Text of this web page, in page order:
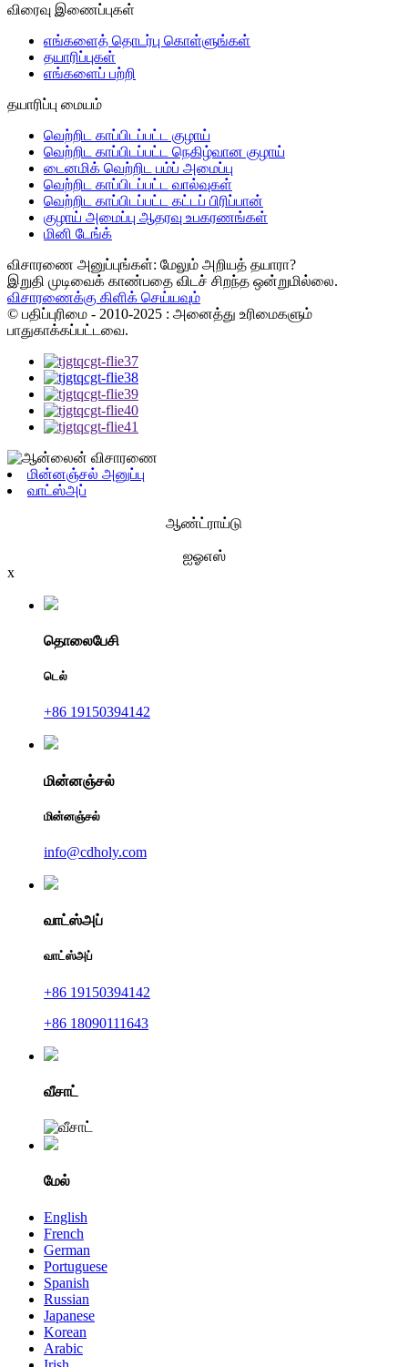
விரைவு இணைப்புகள்
எங்களைத் தொடர்பு கொள்ளுங்கள்
தயாரிப்புகள்
எங்களைப் பற்றி
தயாரிப்பு மையம்
வெற்றிட காப்பிடப்பட்ட குழாய்
வெற்றிட காப்பிடப்பட்ட நெகிழ்வான குழாய்
டைனமிக் வெற்றிட பம்ப் அமைப்பு
வெற்றிட காப்பிடப்பட்ட வால்வுகள்
வெற்றிட காப்பிடப்பட்ட கட்டப் பிரிப்பான்
குழாய் அமைப்பு ஆதரவு உபகரணங்கள்
மினி டேங்க்
விசாரணை அனுப்புங்கள்: மேலும் அறியத் தயாரா?
இறுதி முடிவைக் காண்பதை விடச் சிறந்த ஒன்றுமில்லை.
விசாரணைக்கு கிளிக் செய்யவும்
© பதிப்புரிமை - 2010-2025 : அனைத்து உரிமைகளும்
பாதுகாக்கப்பட்டவை.
மின்னஞ்சல் அனுப்பு
வாட்ஸ்அப்
ஆண்ட்ராய்டு
ஐஓஎஸ்
x
தொலைபேசி
டெல்
+86 19150394142
மின்னஞ்சல்
மின்னஞ்சல்
info@cdholy.com
வாட்ஸ்அப்
வாட்ஸ்அப்
+86 19150394142
+86 18090111643
வீசாட்
மேல்
English
French
German
Portuguese
Spanish
Russian
Japanese
Korean
Arabic